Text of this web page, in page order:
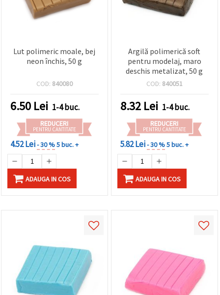
Lut polimeric moale, bej
neon închis, 50 g
COD: 840080
6.50 Lei 1-4 buc.
REDUCERI
PENTRU CANTITATE
4.52 Lei- 30 %5 buc. +
ADAUGA IN COS
Argilă polimerică soft
pentru modelaj, maro
deschis metalizat, 50 g
COD: 840051
8.32 Lei 1-4 buc.
REDUCERI
PENTRU CANTITATE
5.82 Lei- 30 %5 buc. +
ADAUGA IN COS